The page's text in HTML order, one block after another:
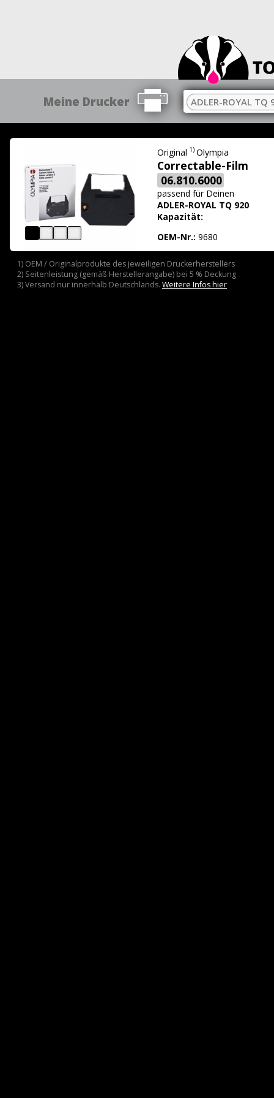
Meine Drucker ADLER-ROYAL TQ
Original 1) Olympia
Correctable-Film
06.810.6000
passend für Deinen
ADLER-ROYAL TQ 920
Kapazität:
OEM-Nr.: 9680
1) OEM / Originalprodukte des jeweiligen Druckerherstellers
2) Seitenleistung (gemäß Herstellerangabe) bei 5 % Deckung
3) Versand nur innerhalb Deutschlands. Weitere Infos hier